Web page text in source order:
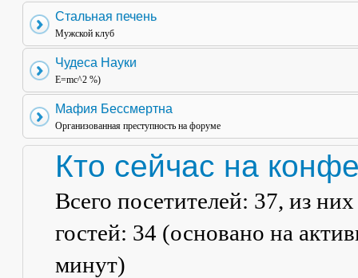
Стальная печень
Мужской клуб
Чудеса Науки
E=mc^2 %)
Мафия Бессмертна
Организованная преступность на форуме
Кто сейчас на
Всего посетителей: 37, из
гостей: 34 (основано на
минут)